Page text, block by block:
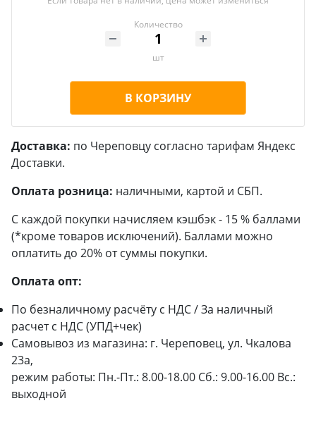
Количество
шт
В КОРЗИНУ
Доставка: по Череповцу согласно тарифам Яндекс
Доставки.
Оплата розница: наличными, картой и СБП.
С каждой покупки начисляем кэшбэк - 15 % баллами
(*кроме товаров исключений). Баллами можно
оплатить до 20% от суммы покупки.
Оплата опт:
По безналичному расчёту с НДС / За наличный
расчет с НДС (УПД+чек)
Самовывоз из магазина: г. Череповец, ул. Чкалова
23а,
режим работы: Пн.-Пт.: 8.00-18.00 Сб.: 9.00-16.00 Вс.:
выходной